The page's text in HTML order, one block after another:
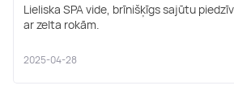
Lieliska SPA vide, brīnišķīgs sajūtu
ar zelta rokām.
2025-04-28